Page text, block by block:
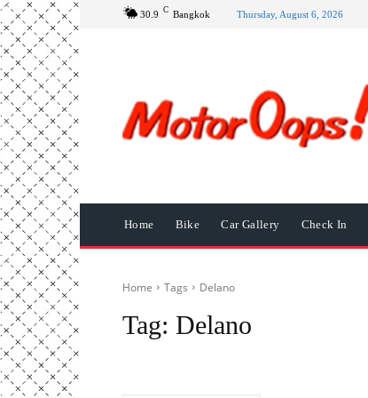
30.9 C Bangkok Thursday, August 6, 2026
Home Bike Car Gallery Check In
Home Tags Delano
Tag: Delano